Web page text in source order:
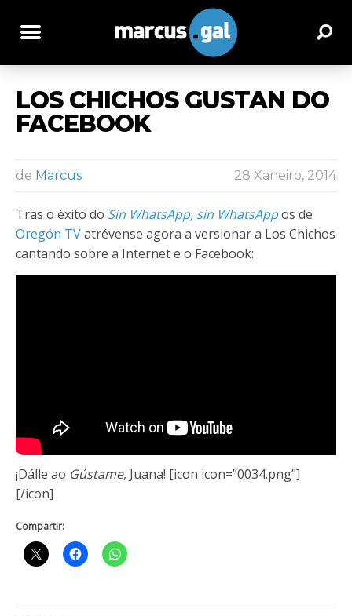
LOS CHICHOS GUSTAN DO
FACEBOOK
de Marcus 28 Xaneiro, 2014
Tras o éxito do Sin WhatsApp, sin WhatsAppos de
Oregón TVatrévense agora a versionar a Los Chichos
cantando sobre a Internet e o Facebook:
¡Dálle ao Gústame, Juana! [icon icon=”0034.png”]
[/icon]
Compartir: